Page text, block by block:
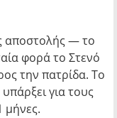
αποστολής — το
φορά το Στενό
την πατρίδα. Το
για τους
μήνες.